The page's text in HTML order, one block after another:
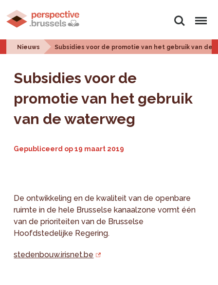
Zoeken Menu
Nieuws Subsidies voor de promotie van het gebruik van de
Subsidies voor de
promotie van het gebruik
van de waterweg
Gepubliceerd op19 maart 2019
De ontwikkeling en de kwaliteit van de openbare
ruimte in de hele Brusselse kanaalzone vormt één
van de prioriteiten van de Brusselse
Hoofdstedelijke Regering.
stedenbouw.irisnet.be